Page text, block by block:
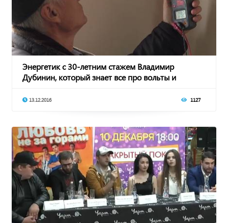
Энергетик с 30-летним стажем Владимир
Дубинин, который знает все про вольты и
13.12.2016 1127